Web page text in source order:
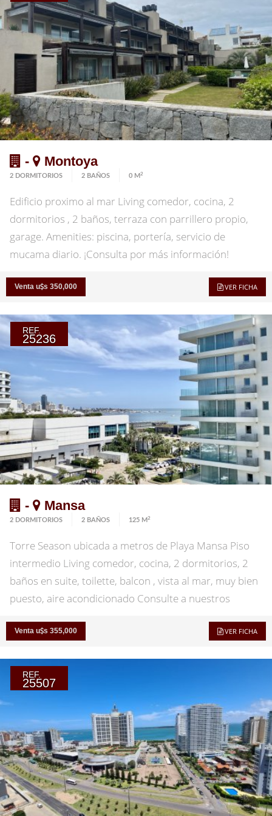
escalera desde la misma unidad, de aproximadamente
110 metros con lindas vistas al Puerto. El edificio
cuenta solamente con 4 unidades y no pagan gastos
comunes. La unidad cuenta con garage para un auto.
- Montoya
2 DORMITORIOS 2 BAÑOS 0 M 2
Edificio proximo al mar Living comedor, cocina, 2
dormitorios , 2 baños, terraza con parrillero propio,
garage. Amenities: piscina, portería, servicio de
mucama diario. ¡Consulta por más información!
Venta u s 350,000 VER FICHA
REF.
25236
- Mansa
2 DORMITORIOS 2 BAÑOS 125 M 2
Torre Season ubicada a metros de Playa Mansa Piso
intermedio Living comedor, cocina, 2 dormitorios, 2
baños en suite, toilette, balcon , vista al mar, muy bien
puesto, aire acondicionado Consulte a nuestros
Venta u s 355,000 VER FICHA
REF.
25507